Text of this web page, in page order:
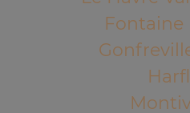
Fontaine